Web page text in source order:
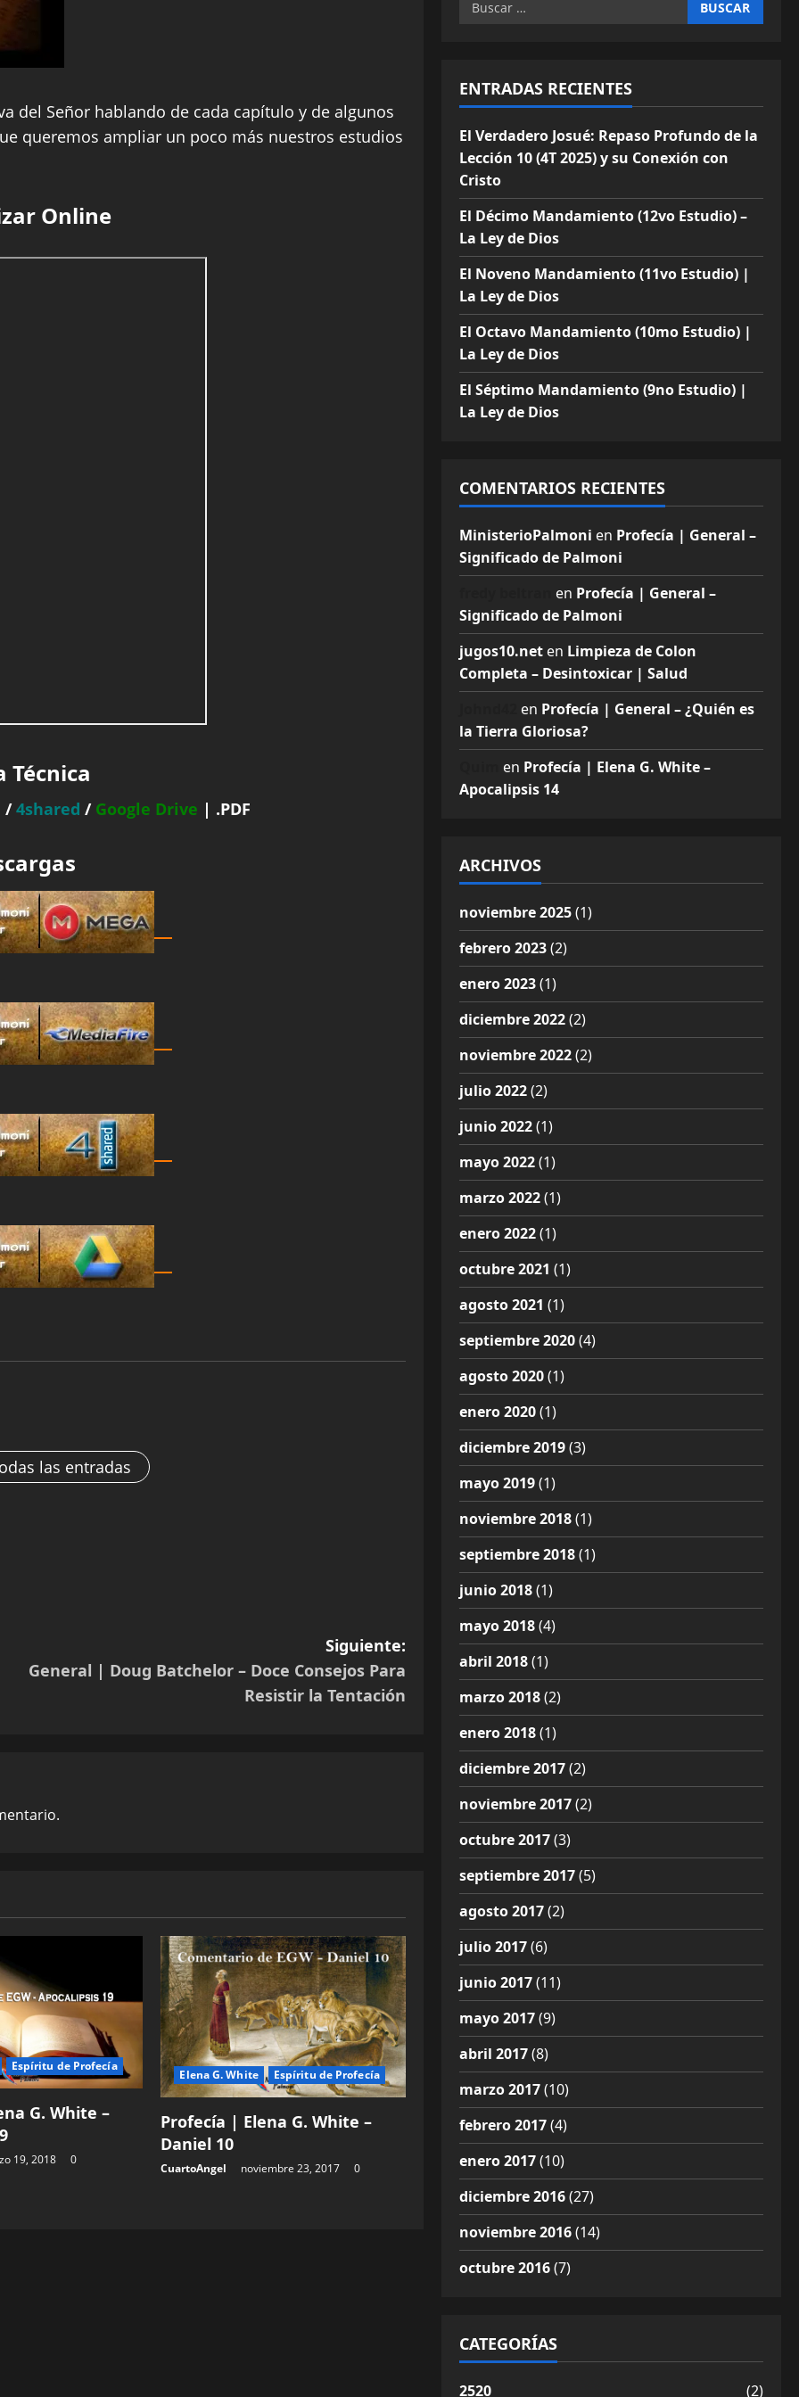
del Señor hablando de cada capítulo y de algunos
queremos ampliar un poco más nuestros estudios
Online
Técnica
/4shared / Google Drive | .PDF
las entradas
Siguiente:
General | Doug Batchelor – Doce Consejos Para
Resistir la Tentación
Espíritu de Profecía
G. White –
19, 2018 0
Elena G. White Espíritu de Profecía
Profecía | Elena G. White –
Daniel 10
CuartoAngel noviembre 23, 2017 0
ENTRADAS RECIENTES
El Verdadero Josué: Repaso Profundo de la
Lección 10 (4T 2025) y su Conexión con
Cristo
El Décimo Mandamiento (12vo Estudio) –
La Ley de Dios
El Noveno Mandamiento (11vo Estudio) |
La Ley de Dios
El Octavo Mandamiento (10mo Estudio) |
La Ley de Dios
El Séptimo Mandamiento (9no Estudio) |
La Ley de Dios
COMENTARIOS RECIENTES
MinisterioPalmoni en Profecía | General –
Significado de Palmoni
en Profecía | General –
Significado de Palmoni
jugos10.neten Limpieza de Colon
Completa – Desintoxicar | Salud
en Profecía | General – ¿Quién es
la Tierra Gloriosa?
en Profecía | Elena G. White –
Apocalipsis 14
ARCHIVOS
noviembre 2025(1)
febrero 2023(2)
enero 2023(1)
diciembre 2022(2)
noviembre 2022(2)
julio 2022(2)
junio 2022(1)
mayo 2022(1)
marzo 2022(1)
enero 2022(1)
octubre 2021 (1)
agosto 2021 (1)
septiembre 2020(4)
agosto 2020(1)
enero 2020(1)
diciembre 2019(3)
mayo 2019(1)
noviembre 2018(1)
septiembre 2018(1)
junio 2018(1)
mayo 2018(4)
abril 2018(1)
marzo 2018(2)
enero 2018(1)
diciembre 2017(2)
noviembre 2017(2)
octubre 2017(3)
septiembre 2017(5)
agosto 2017(2)
julio 2017(6)
junio 2017(11)
mayo 2017(9)
abril 2017(8)
marzo 2017(10)
febrero 2017(4)
enero 2017(10)
diciembre 2016(27)
noviembre 2016(14)
octubre 2016(7)
CATEGORÍAS
2520 (2)